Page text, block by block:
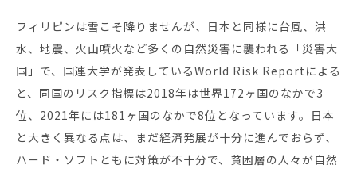
フィリピンは雪こそ降りませんが、日本と同様に台風、洪
水、地震、火山噴火など多くの自然災害に襲われる「災害大
国」で、国連大学が発表しているWorld Risk Reportによる
と、同国のリスク指標は2018年は世界172ヶ国のなかで3
位、2021年には181ヶ国のなかで8位となっています。日本
と大きく異なる点は、まだ経済発展が十分に進んでおらず、
ハード・ソフトともに対策が不十分で、貧困層の人々が自然